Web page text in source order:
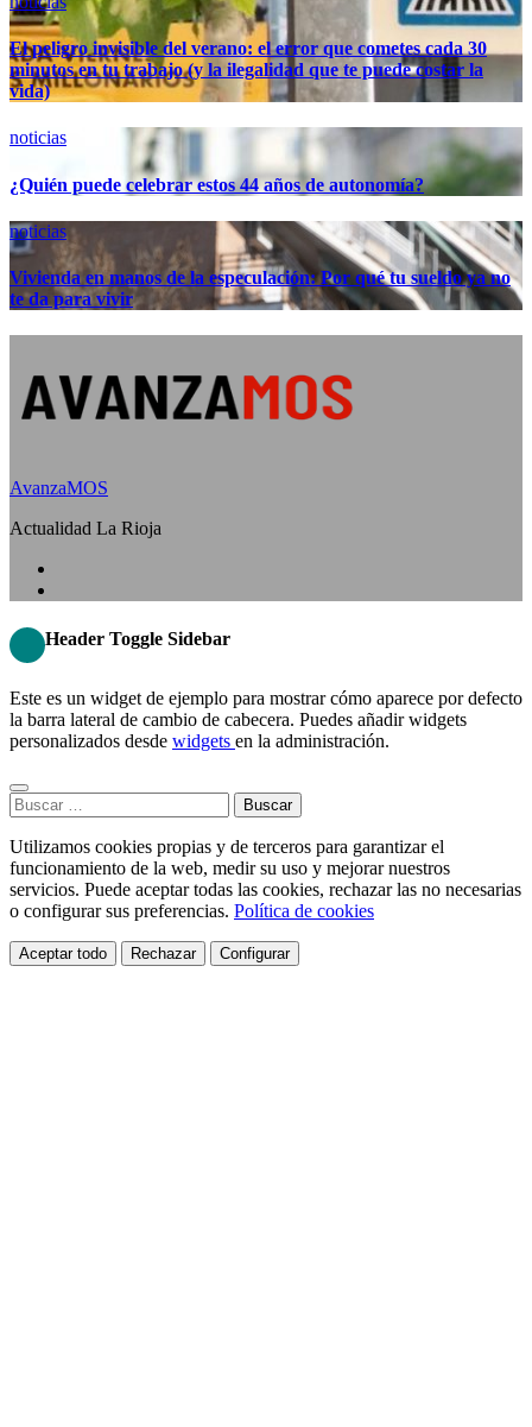
El peligro invisible del verano: el error que cometes cada 30
minutos en tu trabajo (y la ilegalidad que te puede costar la
vida)
noticias
¿Quién puede celebrar estos 44 años de autonomía?
noticias
Vivienda en manos de la especulación: Por qué tu sueldo ya no
te da para vivir
AvanzaMOS
Actualidad La Rioja
Header Toggle Sidebar
Este es un widget de ejemplo para mostrar cómo aparece por defecto
la barra lateral de cambio de cabecera. Puedes añadir widgets
personalizados desde widgets en la administración.
Buscar:
Utilizamos cookies propias y de terceros para garantizar el
funcionamiento de la web, medir su uso y mejorar nuestros
servicios. Puede aceptar todas las cookies, rechazar las no necesarias
o configurar sus preferencias. Política de cookies
Aceptar todo Rechazar Configurar